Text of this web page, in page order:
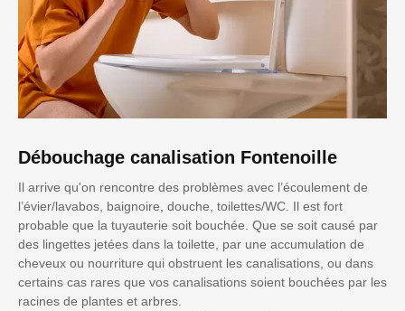
Débouchage canalisation Fontenoille
Il arrive qu'on rencontre des problèmes avec l’écoulement de
l’évier/lavabos, baignoire, douche, toilettes/WC. Il est fort
probable que la tuyauterie soit bouchée. Que se soit causé par
des lingettes jetées dans la toilette, par une accumulation de
cheveux ou nourriture qui obstruent les canalisations, ou dans
certains cas rares que vos canalisations soient bouchées par les
racines de plantes et arbres.